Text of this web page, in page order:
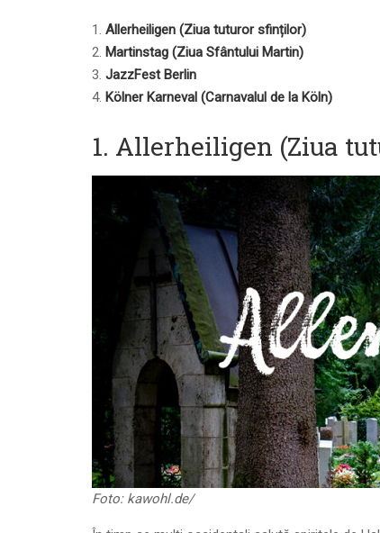
Allerheiligen (Ziua tuturor sfinților)
Martinstag (Ziua Sfântului Martin)
JazzFest Berlin
Kölner Karneval (Carnavalul de la Köln)
1. Allerheiligen (Ziua
Foto: kawohl.de/